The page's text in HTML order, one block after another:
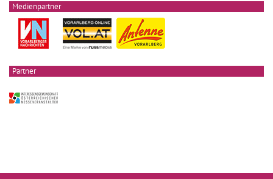
Medienpartner
Partner